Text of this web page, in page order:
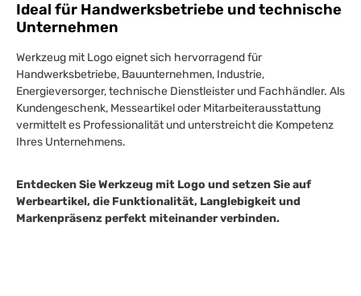
Ideal für Handwerksbetriebe und technische
Unternehmen
Werkzeug mit Logo eignet sich hervorragend für
Handwerksbetriebe, Bauunternehmen, Industrie,
Energieversorger, technische Dienstleister und Fachhändler. Als
Kundengeschenk, Messeartikel oder Mitarbeiterausstattung
vermittelt es Professionalität und unterstreicht die Kompetenz
Ihres Unternehmens.
Entdecken Sie Werkzeug mit Logo und setzen Sie auf
Werbeartikel, die Funktionalität, Langlebigkeit und
Markenpräsenz perfekt miteinander verbinden.